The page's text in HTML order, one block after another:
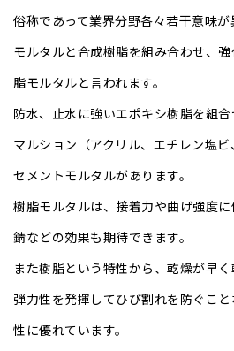
俗称であって業界分野各々若干意味
モルタルと合成樹脂を組み合わせ、
脂モルタルと言われます。
防水、止水に強いエポキシ樹脂を組
マルション（アクリル、エチレン塩
セメントモルタルがあります。
樹脂モルタルは、接着力や曲げ強度
錆などの効果も期待できます。
また樹脂という特性から、乾燥が早
弾力性を発揮してひび割れを防ぐこ
性に優れています。